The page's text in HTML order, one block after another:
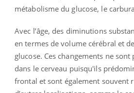
métabolisme du glucose, le
Avec l’âge, des diminutions
en termes de volume cérébral et
glucose. Ces changements ne sont
dans le cerveau puisqu'ils
frontal et sont également souvent